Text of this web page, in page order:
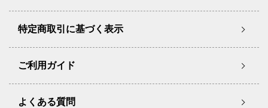
特定商取引に基づく表示
ご利用ガイド
よくある質問